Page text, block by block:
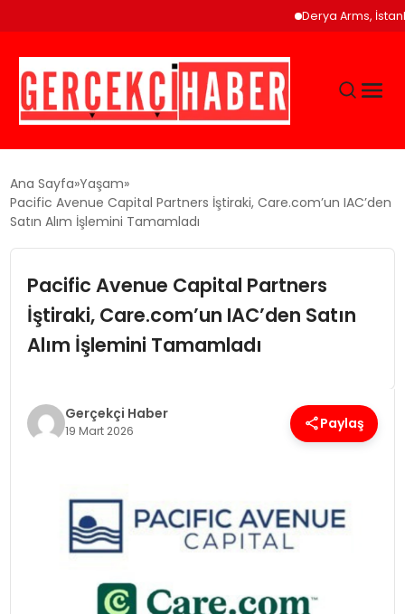
Derya Arms, İstanbul
GÜNCEL
EĞITIM
EKONOMI
MAGAZIN
TEKNOLOJI
Ana Sayfa Yaşam
Pacific Avenue Capital Partners İştiraki, Care.com’un IAC’den
Satın Alım İşlemini Tamamladı
Pacific Avenue Capital Partners
İştiraki, Care.com’un IAC’den Satın
Alım İşlemini Tamamladı
Gerçekçi Haber
19 Mart 2026 Paylaş